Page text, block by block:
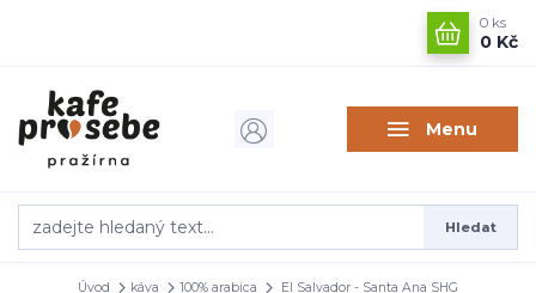
Menu
Hledat
0 ks
0 Kč
Úvod káva 100% arabica El Salvador - Santa Ana SHG